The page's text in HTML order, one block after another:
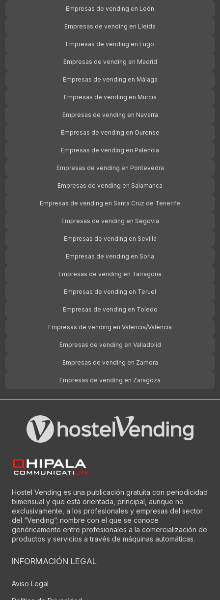
Empresas de vending en León
Empresas de vending en Lleida
Empresas de vending en Lugo
Empresas de vending en Madrid
Empresas de vending en Málaga
Empresas de vending en Murcia
Empresas de vending en Navarra
Empresas de vending en Ourense
Empresas de vending en Palencia
Empresas de vending en Pontevedra
Empresas de vending en Salamanca
Empresas de vending en Santa Cruz de Tenerife
Empresas de vending en Segovia
Empresas de vending en Sevilla
Empresas de vending en Soria
Empresas de vending en Tarragona
Empresas de vending en Teruel
Empresas de vending en Toledo
Empresas de vending en Valencia/València
Empresas de vending en Valladolid
Empresas de vending en Zamora
Empresas de vending en Zaragoza
Hostel Vending es una publicación gratuita con periodicidad
bimensual y que está orientada, principal, aunque no
exclusivamente, a los profesionales y empresas del sector
del “Vending”; nombre con el que se conoce
genéricamente entre profesionales a la comercialización de
productos y servicios a través de máquinas automáticas.
INFORMACIÓN LEGAL
Aviso Legal